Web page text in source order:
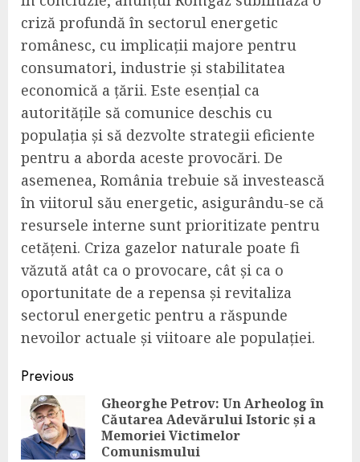
criză profundă în sectorul energetic
românesc, cu implicații majore pentru
consumatori, industrie și stabilitatea
economică a țării. Este esențial ca
autoritățile să comunice deschis cu
populația și să dezvolte strategii eficiente
pentru a aborda aceste provocări. De
asemenea, România trebuie să investească
în viitorul său energetic, asigurându-se că
resursele interne sunt prioritizate pentru
cetățeni. Criza gazelor naturale poate fi
văzută atât ca o provocare, cât și ca o
oportunitate de a repensa și revitaliza
sectorul energetic pentru a răspunde
nevoilor actuale și viitoare ale populației.
Continue
Reading
Previous
Gheorghe Petrov: Un Arheolog în
Căutarea Adevărului Istoric și a
Memoriei Victimelor
Comunismului